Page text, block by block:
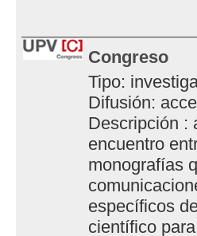
Congreso
Tipo:
Difusión:
Descripción :
encuentro
monografías
específicos
científico